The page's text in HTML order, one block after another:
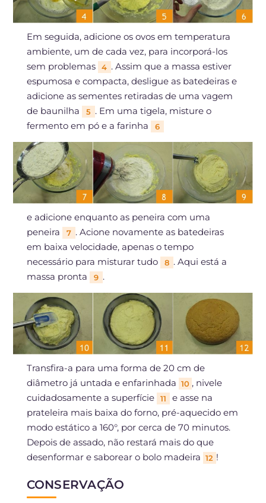
Em seguida, adicione os ovos em temperatura
ambiente, um de cada vez, para incorporá-los
sem problemas
4 . Assim que a massa estiver
espumosa e compacta, desligue as batedeiras e
adicione as sementes retiradas de uma vagem
de baunilha
5 . Em uma tigela, misture o
fermento em pó e a farinha
6
e adicione enquanto as peneira com uma
peneira
7 . Acione novamente as batedeiras
em baixa velocidade, apenas o tempo
necessário para misturar tudo
8 . Aqui está a
massa pronta
9 .
Transfira-a para uma forma de 20 cm de
diâmetro já untada e enfarinhada 10 , nivele
cuidadosamente a superfície
11
e asse na
prateleira mais baixa do forno, pré-aquecido em
modo estático a 160°, por cerca de 70 minutos.
Depois de assado, não restará mais do que
desenformar e saborear o bolo madeira 12 !
CONSERVAÇÃO